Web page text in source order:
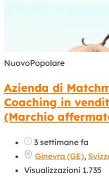
NuovoPopolare
Azienda di
Coaching in
(Marchio
3 settimane fa
Ginevra (GE),
Visualizzazioni 1.735